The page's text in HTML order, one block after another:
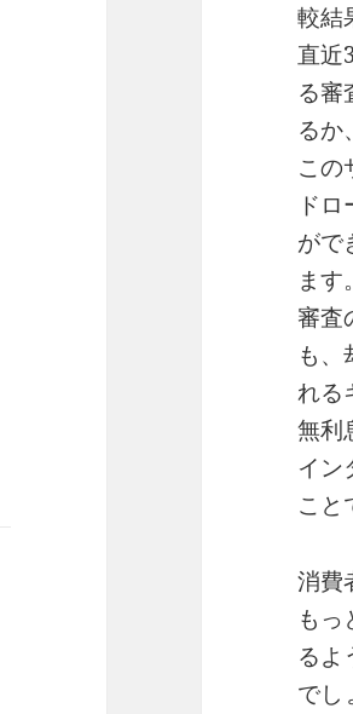
較結
直近
る審
るか
この
ド
がで
ます。
審査
も、
れる
無利
イン
こと
消費
もっ
るよ
でし